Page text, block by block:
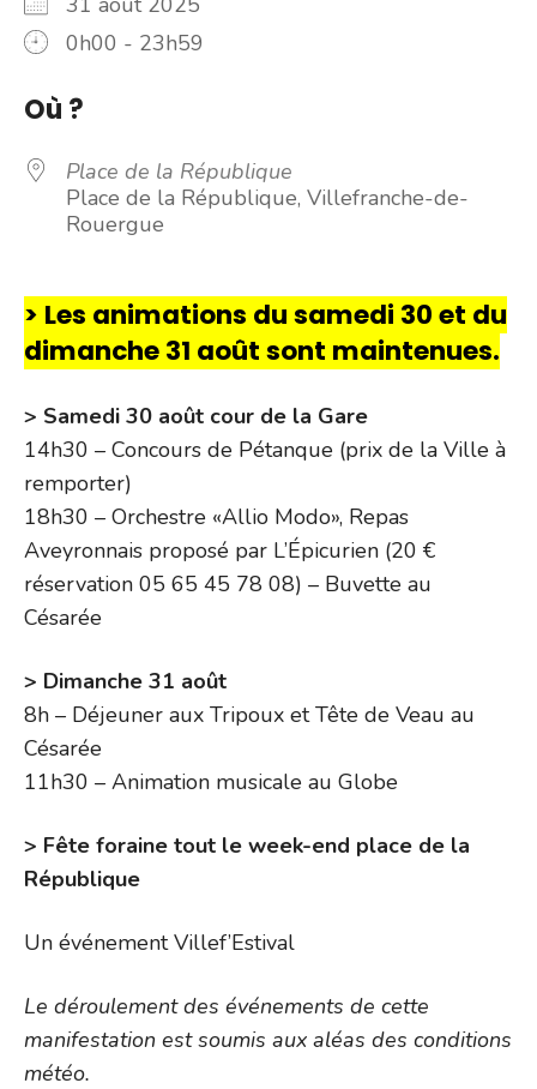
0h00 - 23h59
Où ?
Place de la République
Place de la République, Villefranche-de-
Rouergue
> Les animations du samedi 30 et du
dimanche 31 août sont maintenues.
> Samedi 30 août cour de la Gare
14h30 – Concours de Pétanque (prix de la Ville à
remporter)
18h30 – Orchestre «Allio Modo», Repas
Aveyronnais proposé par L’Épicurien (20 €
réservation 05 65 45 78 08) – Buvette au
Césarée
> Dimanche 31 août
8h – Déjeuner aux Tripoux et Tête de Veau au
Césarée
11h30 – Animation musicale au Globe
> Fête foraine tout le week-end place de la
République
Un événement Villef’Estival
Le déroulement des événements de cette
manifestation est soumis aux aléas des conditions
météo.